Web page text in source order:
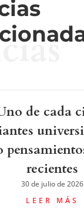
de cada
recientes
30 de julio de 2026
LEER MÁS